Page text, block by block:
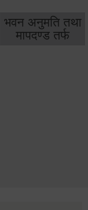
भवन अनुमति तथा
मापदण्ड तर्फ